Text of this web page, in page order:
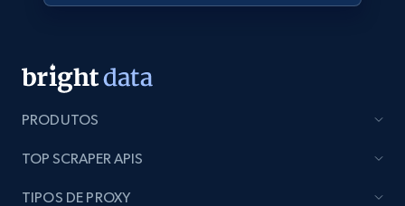
URL, Profile url, Linkedin num id, Avatar, Profile
name, Certifications, Profile location, Profile
connections, and more.
Business Enriquecido
PRODUTOS
TOP SCRAPER APIS
TIPOS DE PROXY